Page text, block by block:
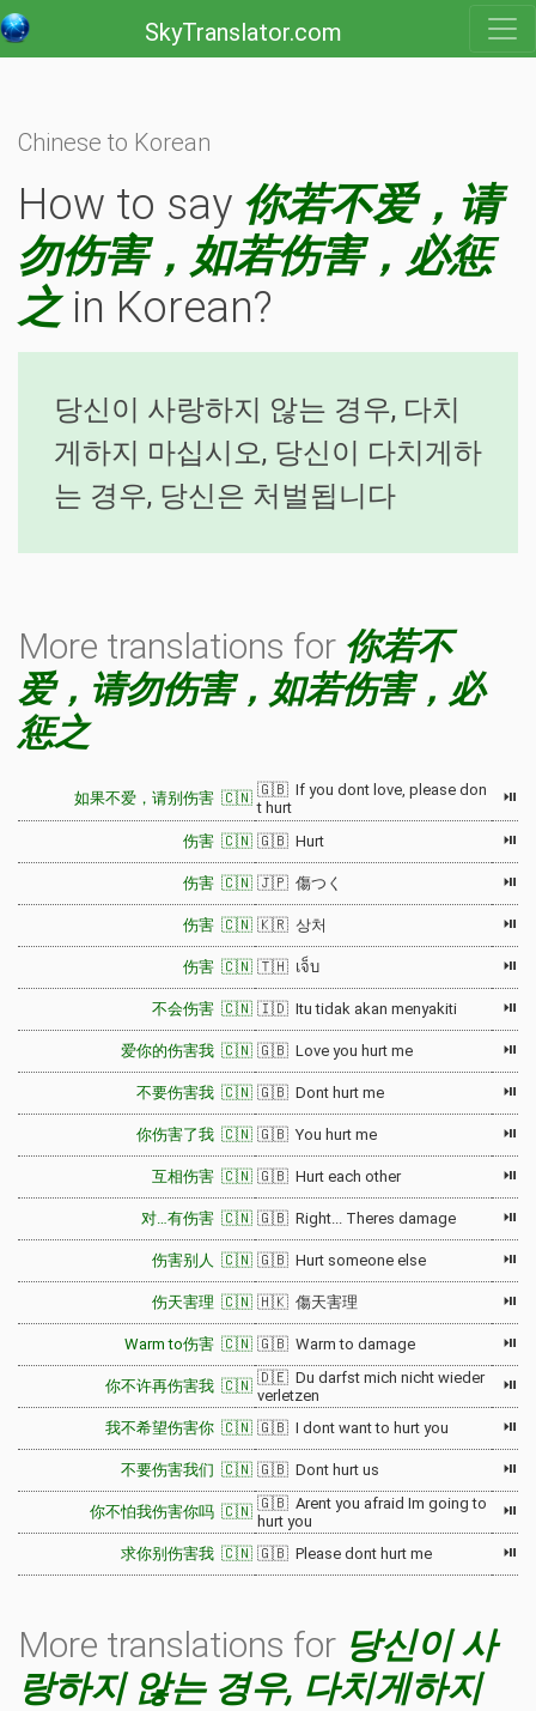
SkyTranslator.com
Chinese to Korean
How to say 你若不爱，请
勿伤害，如若伤害，必惩
之in Korean?
당신이 사랑하지 않는 경우, 다치
게하지 마십시오, 당신이 다치게하
는 경우, 당신은 처벌됩니다
More translations for 你若不
爱，请勿伤害，如若伤害，必
惩之
如果不爱，请别伤害 🇨🇳 🇬🇧 If you dont love, please don
t hurt
⏯
伤害 🇨🇳 🇬🇧 Hurt ⏯
伤害 🇨🇳 🇯🇵 傷つく ⏯
伤害 🇨🇳 🇰🇷 상처 ⏯
伤害 🇨🇳 🇹🇭 เจ็บ ⏯
不会伤害 🇨🇳 🇮🇩 Itu tidak akan menyakiti ⏯
爱你的伤害我 🇨🇳 🇬🇧 Love you hurt me ⏯
不要伤害我 🇨🇳 🇬🇧 Dont hurt me ⏯
你伤害了我 🇨🇳 🇬🇧 You hurt me ⏯
互相伤害 🇨🇳 🇬🇧 Hurt each other ⏯
对…有伤害 🇨🇳 🇬🇧 Right... Theres damage ⏯
伤害别人 🇨🇳 🇬🇧 Hurt someone else ⏯
伤天害理 🇨🇳 🇭🇰 傷天害理 ⏯
Warm to伤害 🇨🇳 🇬🇧 Warm to damage ⏯
你不许再伤害我 🇨🇳 🇩🇪 Du darfst mich nicht wieder
verletzen
⏯
我不希望伤害你 🇨🇳 🇬🇧 I dont want to hurt you ⏯
不要伤害我们 🇨🇳 🇬🇧 Dont hurt us ⏯
你不怕我伤害你吗 🇨🇳 🇬🇧 Arent you afraid Im going to
hurt you
⏯
求你别伤害我 🇨🇳 🇬🇧 Please dont hurt me ⏯
More translations for 당신이 사
랑하지 않는 경우, 다치게하지